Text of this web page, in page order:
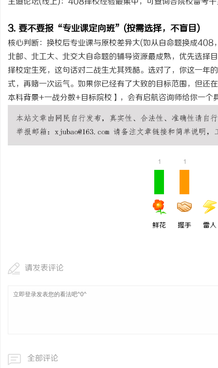
3. 要不要报“专业课定向班”(按需选择，不盲目)
核心判断：换校后专业课与原校差异大(如从自命题换成
北邮、北工大、北交大自命题的辅导资源最成熟，优先选择
择校定生死，这句话对二战生尤其残酷。选对了，你这一年
式，再赌一次运气。如果你已经有了大致的目标范围，但
本科背景+一战分数+目标院校】，会有启航咨询师给你一
1
鲜花
1
握手 雷人
请发表评论
全部评论